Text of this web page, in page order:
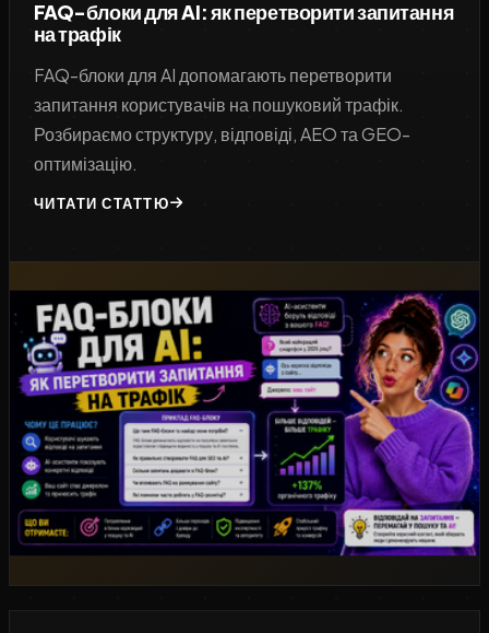
FAQ-блоки для AI: як перетворити запитання
на трафік
FAQ-блоки для AI допомагають перетворити
запитання користувачів на пошуковий трафік.
Розбираємо структуру, відповіді, AEO та GEO-
оптимізацію.
ЧИТАТИ СТАТТЮ